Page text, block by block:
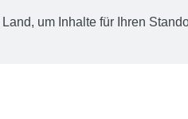
um Inhalte für Ihren